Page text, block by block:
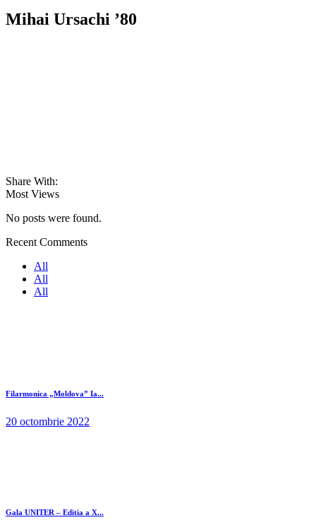
Mihai Ursachi ’80
Share With:
Most Views
No posts were found.
Recent Comments
All
All
All
Filarmonica „Moldova” Ia...
20 octombrie 2022
Gala UNITER – Editia a X...